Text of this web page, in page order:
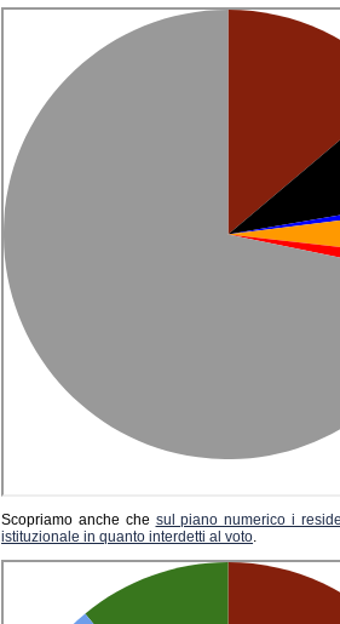
Scopriamo anche che sul piano numerico i
istituzionale in quanto interdetti al voto.